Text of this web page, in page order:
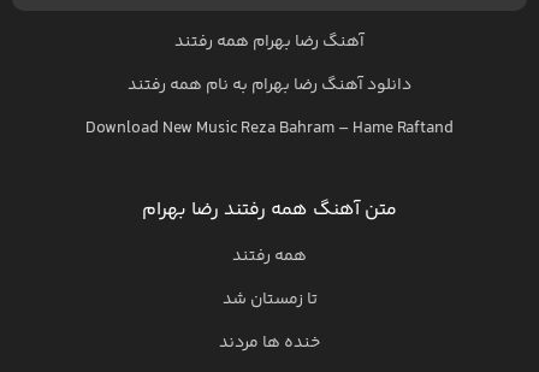
آهنگ رضا بهرام همه رفتند
دانلود آهنگ رضا بهرام به نام همه رفتند
Download New MusicReza Bahram– Hame Raftand
متن آهنگ همه رفتند رضا بهرام
همه رفتند
تا زمستان شد
خنده ها مردند